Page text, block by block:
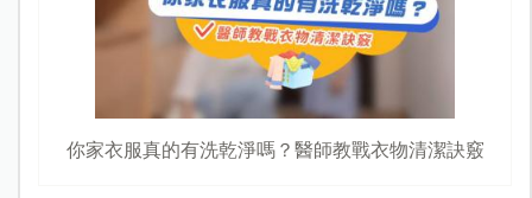
你家衣服真的有洗乾淨嗎？醫師教戰衣物清潔訣竅